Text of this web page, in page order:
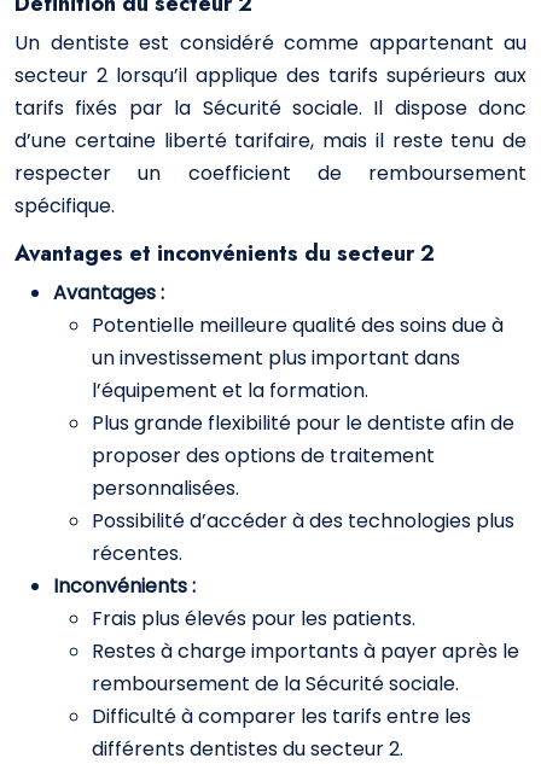
Un dentiste est considéré comme appartenant au
secteur 2 lorsqu’il applique des tarifs supérieurs aux
tarifs fixés par la Sécurité sociale. Il dispose donc
d’une certaine liberté tarifaire, mais il reste tenu de
respecter un coefficient de remboursement
spécifique.
Avantages et inconvénients du secteur 2
Avantages :
Potentielle meilleure qualité des soins due à
un investissement plus important dans
l’équipement et la formation.
Plus grande flexibilité pour le dentiste afin de
proposer des options de traitement
personnalisées.
Possibilité d’accéder à des technologies plus
récentes.
Inconvénients :
Frais plus élevés pour les patients.
Restes à charge importants à payer après le
remboursement de la Sécurité sociale.
Difficulté à comparer les tarifs entre les
différents dentistes du secteur 2.